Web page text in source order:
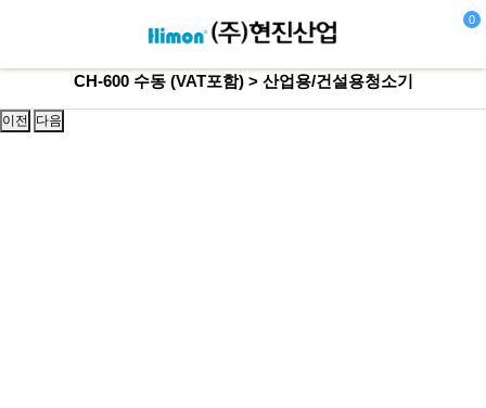
0
CH-600 수동 (VAT포함) > 산업용/건설용청소기
이전 다음